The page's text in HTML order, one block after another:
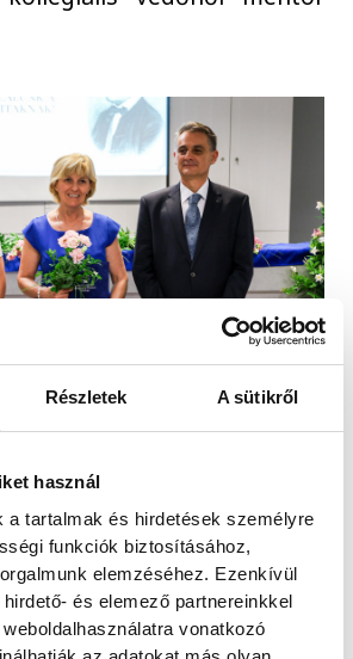
Részletek A sütikről
használ
a tartalmak és hirdetések személyre
funkciók biztosításához,
elemzéséhez. Ezenkívül
és elemező partnereinkkel
vonatkozó
Nemesné Horváth Csilla
Balázs Ferenc
a Reumatológiai és
Medicina Centrum